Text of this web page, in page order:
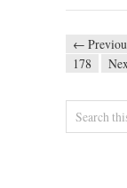
←
178